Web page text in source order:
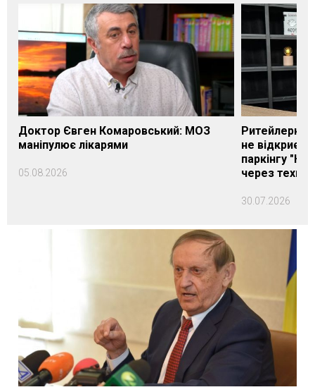
Доктор Євген Комаровський: МОЗ
маніпулює лікарями
05.08.2026
Ритейлерка
не
паркінгу
через
30.07.2026